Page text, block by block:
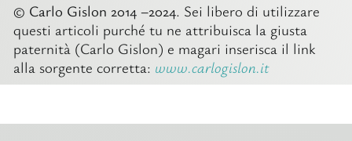
© Carlo Gislon 2014 –2024. Sei libero di utilizzare
questi articoli purché tu ne attribuisca la giusta
paternità (Carlo Gislon) e magari inserisca il link
alla sorgente corretta: www.carlogislon.it